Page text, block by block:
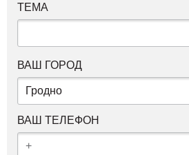
ТЕМА
ВАШ ГОРОД
Гродно
ВАШ ТЕЛЕФОН